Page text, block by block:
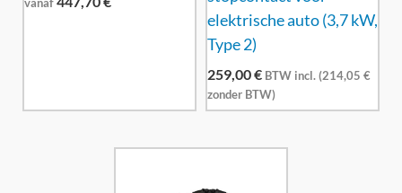
vanaf
elektrische auto (3,7 kW,
Type 2)
259,00€ BTW incl. (214,05 €
zonder BTW)